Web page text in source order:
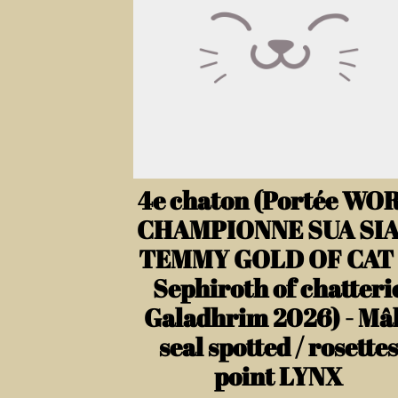
4e chaton (Portée
CHAMPIONNE SUA
TEMMY GOLD OF
Sephiroth of
Galadhrim 2026) -
seal spotted / rosettes
point LYNX